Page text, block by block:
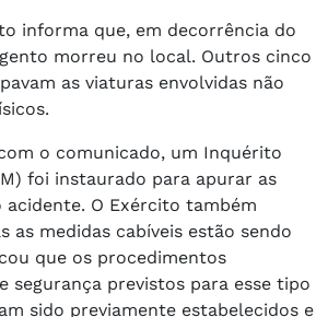
informa que, em decorrência do
morreu no local. Outros cinco
as viaturas envolvidas não
o comunicado, um Inquérito
foi instaurado para apurar as
O Exército também
as medidas cabíveis estão sendo
que os procedimentos
segurança previstos para esse tipo
sido previamente estabelecidos e